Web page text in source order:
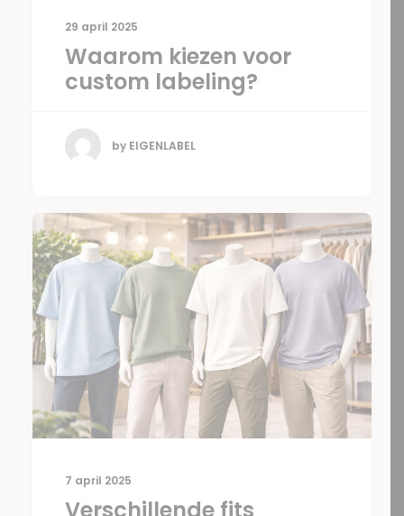
29 april 2025
Waarom kiezen voor
custom labeling?
by EIGENLABEL
7 april 2025
Verschillende fits